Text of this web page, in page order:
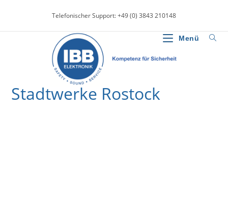
springen
Telefonischer Support: +49 (0) 3843 210148
Menü
Stadtwerke Rostock